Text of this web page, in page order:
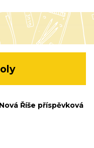
Říše příspěvková